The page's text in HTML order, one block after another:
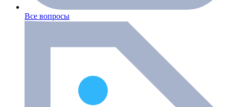
Все вопросы